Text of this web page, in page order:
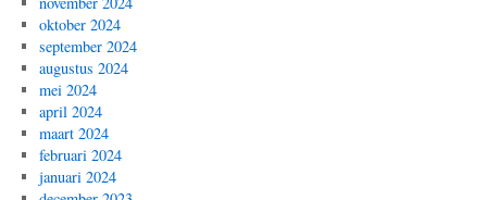
oktober 2024
september 2024
augustus 2024
mei 2024
april 2024
maart 2024
februari 2024
januari 2024